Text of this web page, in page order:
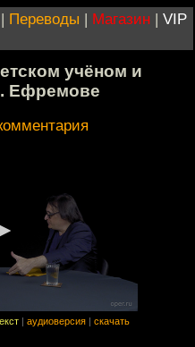
| Переводы | Магазин | VIP
учёном и
Ефремове
аудиоверсия скачать